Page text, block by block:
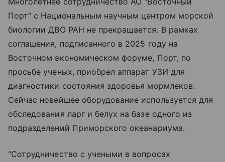
Порт" с Национальным научным центром морской
биологии ДВО РАН не прекращается. В рамках
соглашения, подписанного в 2025 году на
Восточном экономическом форуме, Порт, по
просьбе ученых, приобрел аппарат УЗИ для
диагностики состояния здоровья мормлеков.
Сейчас новейшее оборудование используется для
обследования ларг и белух на базе одного из
подразделений Приморского океанариума.
"Сотрудничество с учеными в вопросах